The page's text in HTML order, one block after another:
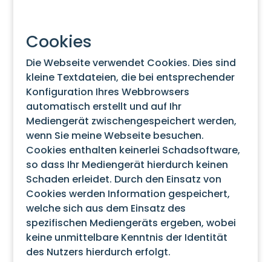
Cookies
Die Webseite verwendet Cookies. Dies sind
kleine Textdateien, die bei entsprechender
Konfiguration Ihres Webbrowsers
automatisch erstellt und auf Ihr
Mediengerät zwischengespeichert werden,
wenn Sie meine Webseite besuchen.
Cookies enthalten keinerlei Schadsoftware,
so dass Ihr Mediengerät hierdurch keinen
Schaden erleidet. Durch den Einsatz von
Cookies werden Information gespeichert,
welche sich aus dem Einsatz des
spezifischen Mediengeräts ergeben, wobei
keine unmittelbare Kenntnis der Identität
des Nutzers hierdurch erfolgt.